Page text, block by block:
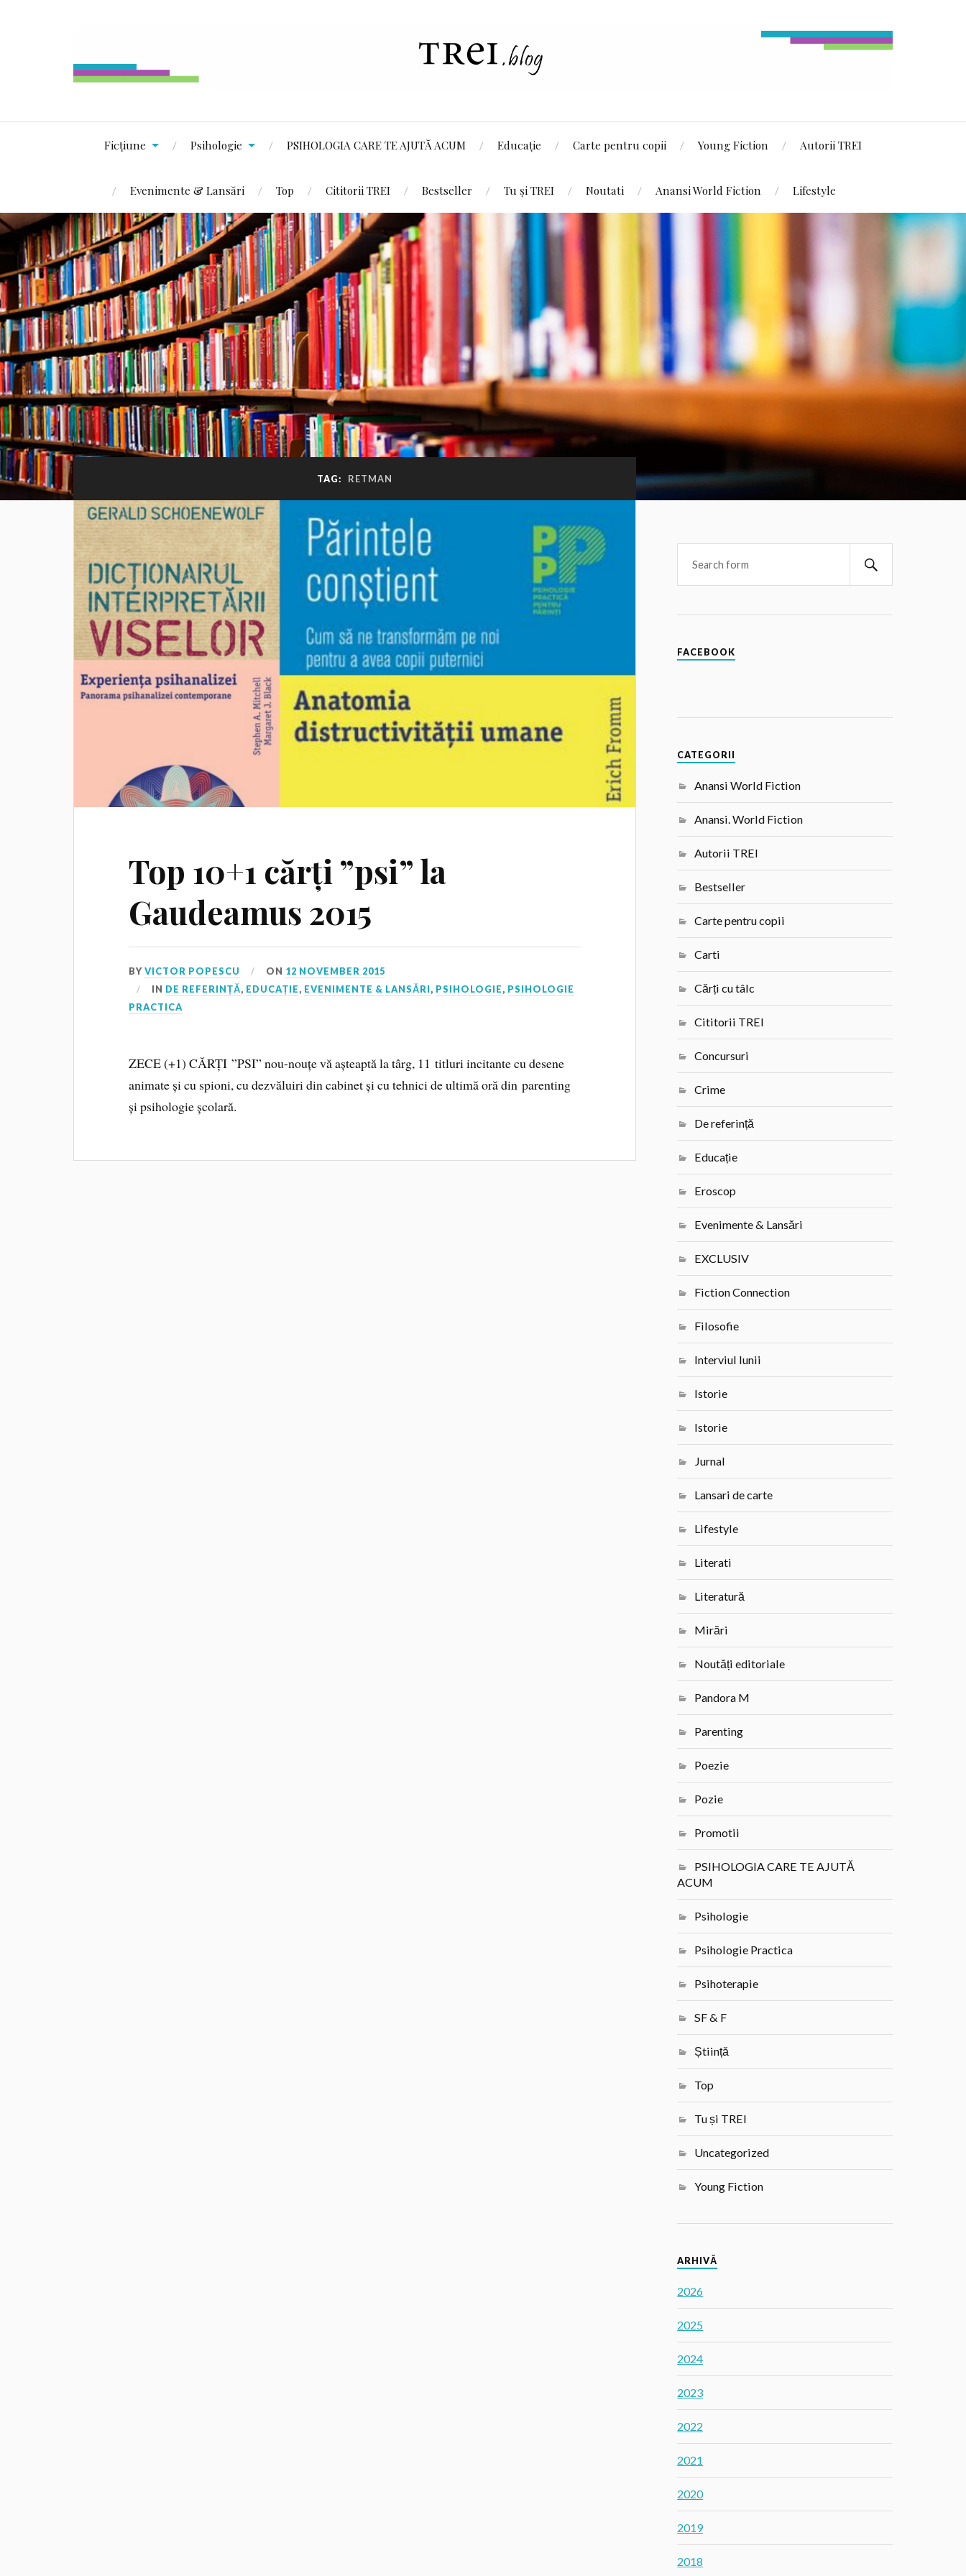
Ficțiune Psihologie PSIHOLOGIA CARE TE AJUTĂ ACUM Educație Carte pentru copii Young Fiction Autorii TREI
Evenimente & Lansări Top Cititorii TREI Bestseller Tu și TREI Noutati Anansi World Fiction Lifestyle
TAG: RETMAN
Top 10+1 cărți ”psi” la
Gaudeamus 2015
BYVICTOR POPESCU ON 12 NOVEMBER 2015
IN DE REFERINȚĂ, EDUCAȚIE, EVENIMENTE & LANSĂRI, PSIHOLOGIE, PSIHOLOGIE
PRACTICA
ZECE (+1) CĂRȚI ”PSI” nou-nouțe vă așteaptă la târg, 11 titluri incitante cu desene
animate și cu spioni, cu dezvăluiri din cabinet și cu tehnici de ultimă oră din parenting
și psihologie școlară.
FACEBOOK
CATEGORII
Anansi World Fiction
Anansi. World Fiction
Autorii TREI
Bestseller
Carte pentru copii
Carti
Cărți cu tâlc
Cititorii TREI
Concursuri
Crime
De referință
Educație
Eroscop
Evenimente & Lansări
EXCLUSIV
Fiction Connection
Filosofie
Interviul lunii
Istorie
Istorie
Jurnal
Lansari de carte
Lifestyle
Literati
Literatură
Mirări
Noutăți editoriale
Pandora M
Parenting
Poezie
Pozie
Promotii
PSIHOLOGIA CARE TE AJUTĂ
ACUM
Psihologie
Psihologie Practica
Psihoterapie
SF & F
Știință
Top
Tu și TREI
Uncategorized
Young Fiction
ARHIVĂ
2026
2025
2024
2023
2022
2021
2020
2019
2018